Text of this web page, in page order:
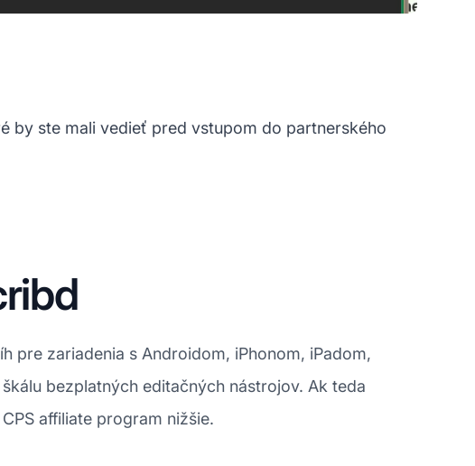
by ste mali vedieť pred vstupom do partnerského
pre zariadenia s Androidom, iPhonom, iPadom,
bezplatných editačných nástrojov. Ak teda
affiliate program nižšie.